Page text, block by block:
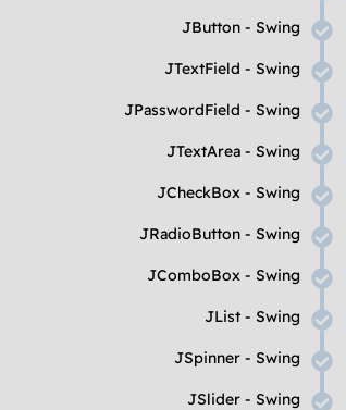
JButton - Swing
JTextField - Swing
JPasswordField - Swing
JTextArea - Swing
JCheckBox - Swing
JRadioButton - Swing
JComboBox - Swing
JList - Swing
JSpinner - Swing
JSlider - Swing